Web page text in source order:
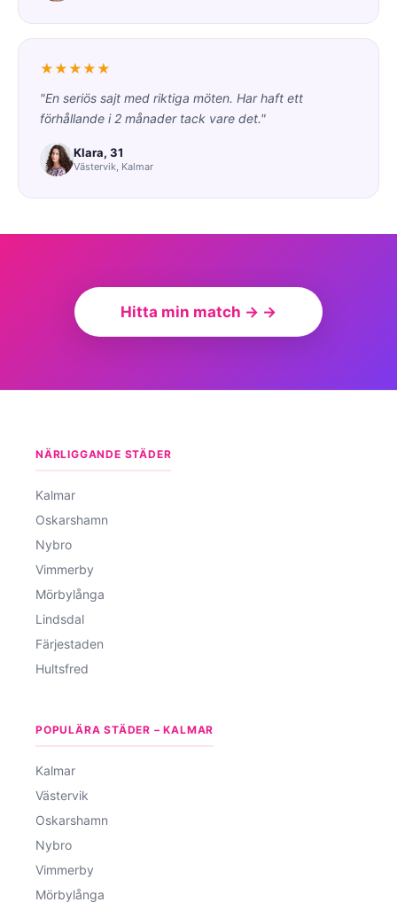
★★★★★
"En seriös sajt med riktiga möten. Har haft ett
förhållande i 2 månader tack vare det."
Klara, 31
Västervik, Kalmar
Hitta min match → →
NÄRLIGGANDE STÄDER
Kalmar
Oskarshamn
Nybro
Vimmerby
Mörbylånga
Lindsdal
Färjestaden
Hultsfred
POPULÄRA STÄDER – KALMAR
Kalmar
Västervik
Oskarshamn
Nybro
Vimmerby
Mörbylånga